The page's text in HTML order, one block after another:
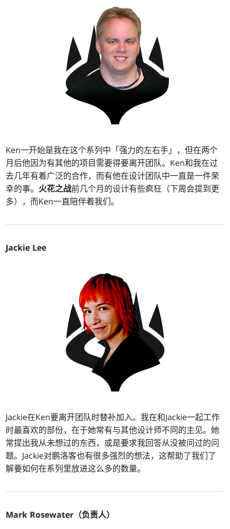
Ken一开始是我在这个系列中「强力的左右手」，但在两个
月后他因为有其他的项目需要得要离开团队。Ken和我在过
去几年有着广泛的合作，而有他在设计团队中一直是一件荣
幸的事。 火花之战前几个月的设计有些疯狂（下周会提到更
多），而Ken一直陪伴着我们。
Jackie Lee
Jackie在Ken要离开团队时替补加入。我在和Jackie一起工作
时最喜欢的部份，在于她常有与其他设计师不同的主见。她
常提出我从未想过的东西，或是要求我回答从没被问过的问
题。Jackie对鹏洛客也有很多强烈的想法，这帮助了我们了
解要如何在系列里放进这么多的数量。
Mark Rosewater（负责人）